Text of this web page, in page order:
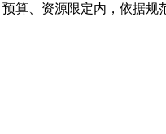
算、资源限定内，依据规